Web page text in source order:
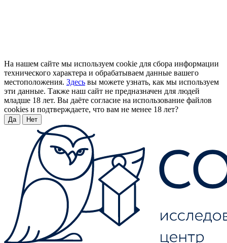
На нашем сайте мы используем cookie для сбора информации
технического характера и обрабатываем данные вашего
местоположения. Здесь вы можете узнать, как мы используем
эти данные. Также наш сайт не предназначен для людей
младше 18 лет. Вы даёте согласие на использование файлов
cookies и подтверждаете, что вам не менее 18 лет?
Да Нет